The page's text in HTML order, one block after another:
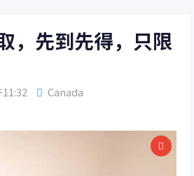
，先到先得，只限
Canada